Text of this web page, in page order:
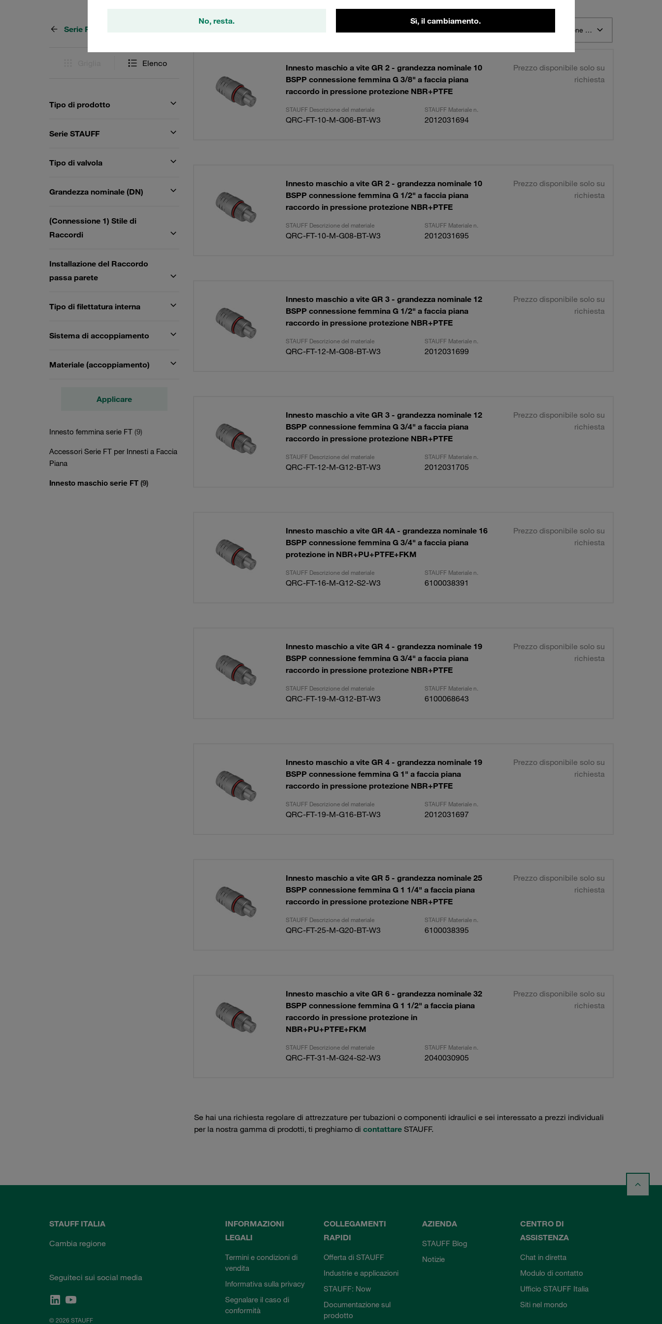
No, resta. Sì, il cambiamento.
Serie FT
Elenco
Tipo di prodotto
Serie STAUFF
Tipo di valvola
Grandezza nominale (DN)
(Connessione 1) Stile di
Raccordi
Installazione del Raccordo
passa parete
Tipo di filettatura interna
Sistema di accoppiamento
Materiale (accoppiamento)
Applicare
Innesto femmina serie FT (9)
Accessori Serie FT per Innesti a Faccia
Piana
Innesto maschio serie FT (9)
Ordina per Descrizione materiale STAUFF ascendente
Innesto maschio a vite GR 2 - grandezza nominale 10
BSPP connessione femmina G 3/8" a faccia piana
raccordo in pressione protezione NBR+PTFE
Prezzo disponibile solo su
richiesta
STAUFF Descrizione del materiale STAUFF Materiale n.
QRC-FT-10-M-G06-BT-W3 2012031694
Innesto maschio a vite GR 2 - grandezza nominale 10
BSPP connessione femmina G 1/2" a faccia piana
raccordo in pressione protezione NBR+PTFE
Prezzo disponibile solo su
richiesta
STAUFF Descrizione del materiale STAUFF Materiale n.
QRC-FT-10-M-G08-BT-W3 2012031695
Innesto maschio a vite GR 3 - grandezza nominale 12
BSPP connessione femmina G 1/2" a faccia piana
raccordo in pressione protezione NBR+PTFE
Prezzo disponibile solo su
richiesta
STAUFF Descrizione del materiale STAUFF Materiale n.
QRC-FT-12-M-G08-BT-W3 2012031699
Innesto maschio a vite GR 3 - grandezza nominale 12
BSPP connessione femmina G 3/4" a faccia piana
raccordo in pressione protezione NBR+PTFE
Prezzo disponibile solo su
richiesta
STAUFF Descrizione del materiale STAUFF Materiale n.
QRC-FT-12-M-G12-BT-W3 2012031705
Innesto maschio a vite GR 4A - grandezza nominale 16
BSPP connessione femmina G 3/4" a faccia piana
protezione in NBR+PU+PTFE+FKM
Prezzo disponibile solo su
richiesta
STAUFF Descrizione del materiale STAUFF Materiale n.
QRC-FT-16-M-G12-S2-W3 6100038391
Innesto maschio a vite GR 4 - grandezza nominale 19
BSPP connessione femmina G 3/4" a faccia piana
raccordo in pressione protezione NBR+PTFE
Prezzo disponibile solo su
richiesta
STAUFF Descrizione del materiale STAUFF Materiale n.
QRC-FT-19-M-G12-BT-W3 6100068643
Innesto maschio a vite GR 4 - grandezza nominale 19
BSPP connessione femmina G 1" a faccia piana
raccordo in pressione protezione NBR+PTFE
Prezzo disponibile solo su
richiesta
STAUFF Descrizione del materiale STAUFF Materiale n.
QRC-FT-19-M-G16-BT-W3 2012031697
Innesto maschio a vite GR 5 - grandezza nominale 25
BSPP connessione femmina G 1 1/4" a faccia piana
raccordo in pressione protezione NBR+PTFE
Prezzo disponibile solo su
richiesta
STAUFF Descrizione del materiale STAUFF Materiale n.
QRC-FT-25-M-G20-BT-W3 6100038395
Innesto maschio a vite GR 6 - grandezza nominale 32
BSPP connessione femmina G 1 1/2" a faccia piana
raccordo in pressione protezione in
NBR+PU+PTFE+FKM
Prezzo disponibile solo su
richiesta
STAUFF Descrizione del materiale STAUFF Materiale n.
QRC-FT-31-M-G24-S2-W3 2040030905
Se hai una richiesta regolare di attrezzature per tubazioni o componenti idraulici e sei interessato a prezzi individuali
per la nostra gamma di prodotti, ti preghiamo di contattareSTAUFF.
STAUFF ITALIA
Cambia regione
Seguiteci sui social media
© 2026 STAUFF
INFORMAZIONI
LEGALI
Termini e condizioni di
vendita
Informativa sulla privacy
Segnalare il caso di
conformità
COLLEGAMENTI
RAPIDI
Offerta di STAUFF
Industrie e applicazioni
STAUFF: Now
Documentazione sul
prodotto
AZIENDA
STAUFF Blog
Notizie
CENTRO DI
ASSISTENZA
Chat in diretta
Modulo di contatto
Ufficio STAUFF Italia
Siti nel mondo